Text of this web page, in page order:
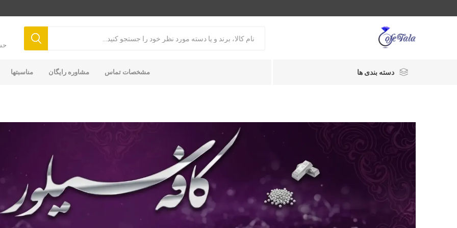
دسته بندی ها مشخصات تماس مشاوره رایگان مناسبتها